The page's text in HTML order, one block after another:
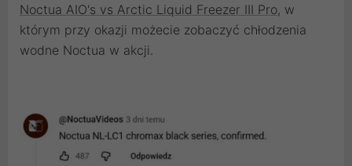
Noctua AIO's vs Arctic Liquid Freezer III Pro, w
którym przy okazji możecie zobaczyć chłodzenia
wodne Noctua w akcji.